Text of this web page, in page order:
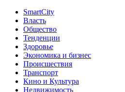
SmartCity
Власть
Общество
Тенденции
Здоровье
Экономика и бизнес
Происшествия
Транспорт
Кино и Культура
Недвижимость